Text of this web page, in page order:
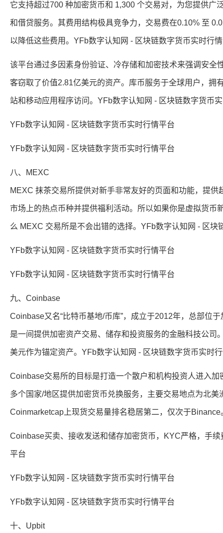
它支持超过700 种加密货币和 1,300 个交易对，为您提供广
和借贷服务。其费用结构极具竞争力，交易费在0.10% 至
以降低这些费用。YFb数字认知网 - 区块链数字货币实时行
该平台通过多因素身份验证、冷存储和加密技术来强调安全
客窃取了价值2.81亿美元的资产。库币服务于全球用户，拥
站和移动应用程序访问。YFb数字认知网 - 区块链数字货币
YFb数字认知网 - 区块链数字货币实时行情平台
YFb数字认知网 - 区块链数字货币实时行情平台
八、MEXC
MEXC 抹茶交易所提供对新手非常友好的页面和功能，提
市场上的热点币种并提供福利活动。所以如果你是虚拟货币
么 MEXC 交易所是不会出错的选择。YFb数字认知网 - 区块
YFb数字认知网 - 区块链数字货币实时行情平台
YFb数字认知网 - 区块链数字货币实时行情平台
九、Coinbase
Coinbase又名“比特币基地/币库”，成立于2012年，总部位
是一间提供加密资产交易、储存和投资服务的金融科技公
美元作为锚定资产。YFb数字认知网 - 区块链数字货币实时
Coinbase交易所的目标是打造一个散户和机构投资人进入
多个国家/地区提供加密货币兑换服务，主要交易地点为北
Coinmarketcap上现货交易量排名稳居第二，仅次于
Coinbase买卖、接收发送和储存加密货币，KYC严格，手
平台
YFb数字认知网 - 区块链数字货币实时行情平台
YFb数字认知网 - 区块链数字货币实时行情平台
十、Upbit